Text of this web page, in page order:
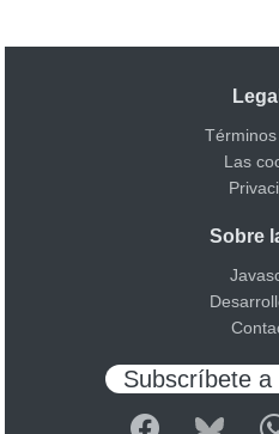
Las
Sobre
Subscríbete